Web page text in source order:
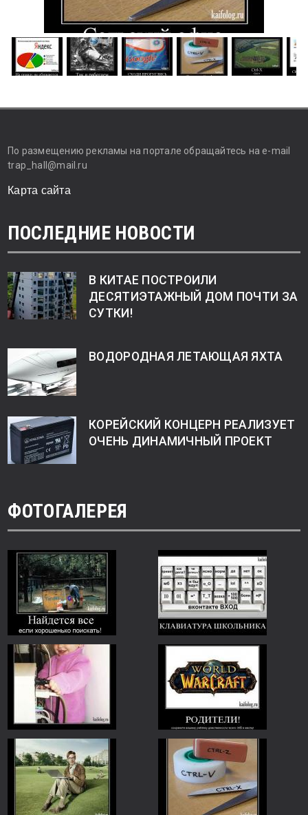
По размещению рекламы на портале обращайтесь на e-mail
trap_hall@mail.ru
Карта сайта
ПОСЛЕДНИЕ НОВОСТИ
В КИТАЕ ПОСТРОИЛИ
ДЕСЯТИЭТАЖНЫЙ ДОМ ПОЧТИ ЗА
СУТКИ!
ВОДОРОДНАЯ ЛЕТАЮЩАЯ ЯХТА
КОРЕЙСКИЙ КОНЦЕРН РЕАЛИЗУЕТ
ОЧЕНЬ ДИНАМИЧНЫЙ ПРОЕКТ
ФОТОГАЛЕРЕЯ